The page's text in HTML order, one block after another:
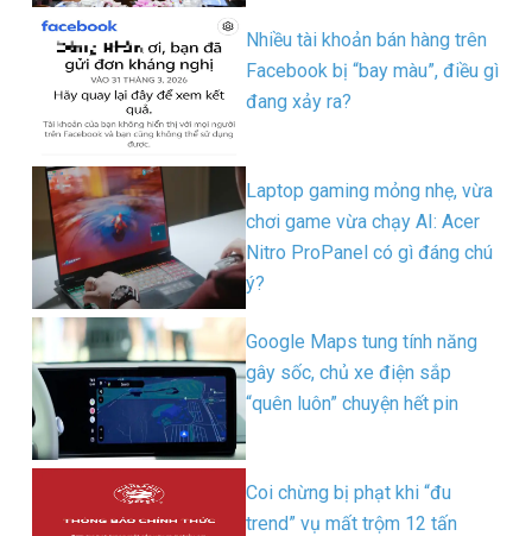
Nhiều tài khoản bán hàng trên
Facebook bị “bay màu”, điều gì
đang xảy ra?
Laptop gaming mỏng nhẹ, vừa
chơi game vừa chạy AI: Acer
Nitro ProPanel có gì đáng chú
ý?
Google Maps tung tính năng
gây sốc, chủ xe điện sắp
“quên luôn” chuyện hết pin
Coi chừng bị phạt khi “đu
trend” vụ mất trộm 12 tấn